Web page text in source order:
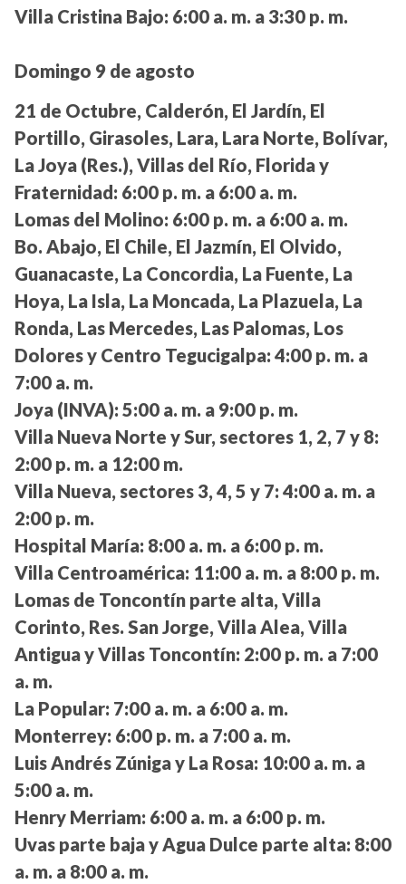
Villa Cristina Bajo: 6:00 a. m. a 3:30 p. m.
Domingo 9 de agosto
21 de Octubre, Calderón, El Jardín, El
Portillo, Girasoles, Lara, Lara Norte, Bolívar,
La Joya (Res.), Villas del Río, Florida y
Fraternidad: 6:00 p. m. a 6:00 a. m.
Lomas del Molino: 6:00 p. m. a 6:00 a. m.
Bo. Abajo, El Chile, El Jazmín, El Olvido,
Guanacaste, La Concordia, La Fuente, La
Hoya, La Isla, La Moncada, La Plazuela, La
Ronda, Las Mercedes, Las Palomas, Los
Dolores y Centro Tegucigalpa: 4:00 p. m. a
7:00 a. m.
Joya (INVA): 5:00 a. m. a 9:00 p. m.
Villa Nueva Norte y Sur, sectores 1, 2, 7 y 8:
2:00 p. m. a 12:00 m.
Villa Nueva, sectores 3, 4, 5 y 7: 4:00 a. m. a
2:00 p. m.
Hospital María: 8:00 a. m. a 6:00 p. m.
Villa Centroamérica: 11:00 a. m. a 8:00 p. m.
Lomas de Toncontín parte alta, Villa
Corinto, Res. San Jorge, Villa Alea, Villa
Antigua y Villas Toncontín: 2:00 p. m. a 7:00
a. m.
La Popular: 7:00 a. m. a 6:00 a. m.
Monterrey: 6:00 p. m. a 7:00 a. m.
Luis Andrés Zúniga y La Rosa: 10:00 a. m. a
5:00 a. m.
Henry Merriam: 6:00 a. m. a 6:00 p. m.
Uvas parte baja y Agua Dulce parte alta: 8:00
a. m. a 8:00 a. m.